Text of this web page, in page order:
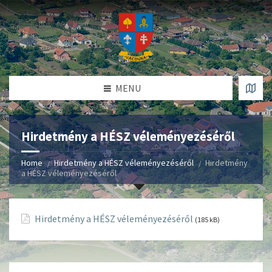
MENU
Hirdetmény a HÉSZ véleményezéséről
Home Hirdetmény a HÉSZ véleményezéséről
Hirdetmény
a HÉSZ véleményezéséről
Hirdetmény a HÉSZ véleményezéséről (185 kB)